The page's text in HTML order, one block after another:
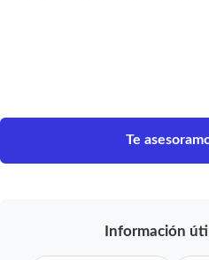
Te
Información